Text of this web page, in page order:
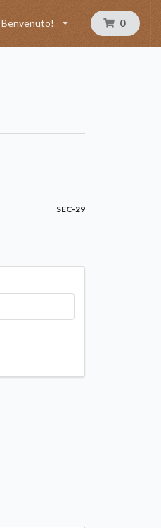
Benvenuto! 0
SEC-29